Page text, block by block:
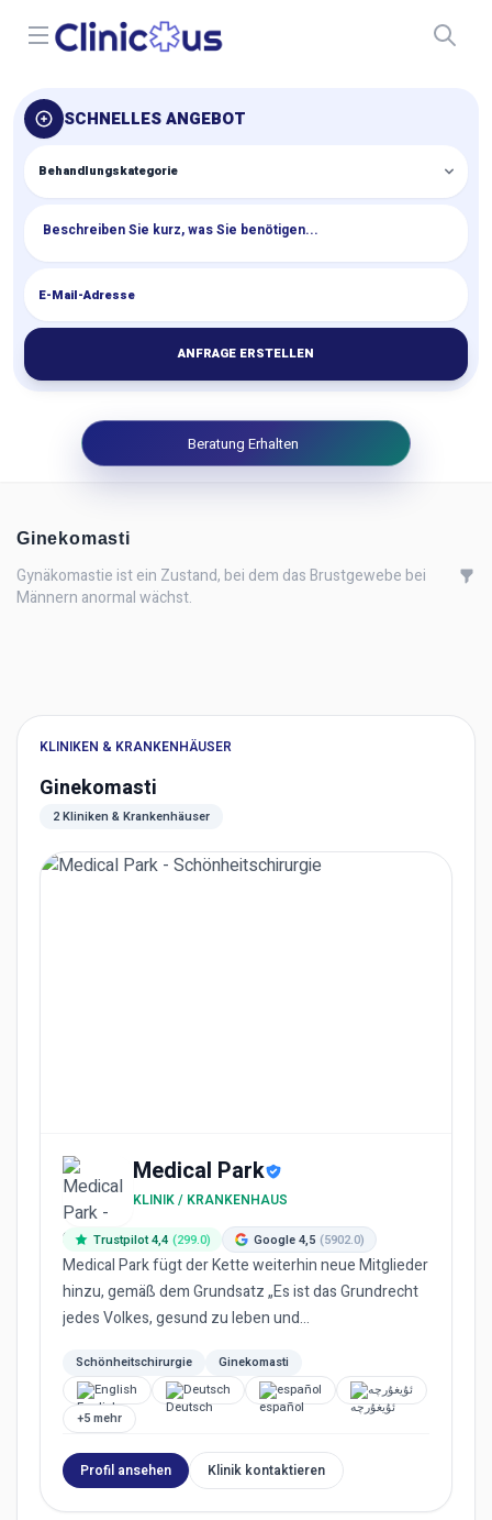
Open menu
SCHNELLES ANGEBOT
ANFRAGE ERSTELLEN
Beratung Erhalten
Ginekomasti
Gynäkomastie ist ein Zustand, bei dem das Brustgewebe bei
Männern anormal wächst.
KLINIKEN & KRANKENHÄUSER
Ginekomasti
2 Kliniken & Krankenhäuser
Medical Park
KLINIK / KRANKENHAUS
Trustpilot 4,4 (299.0) Google 4,5 (5902.0)
Medical Park fügt der Kette weiterhin neue Mitglieder
hinzu, gemäß dem Grundsatz „Es ist das Grundrecht
jedes Volkes, gesund zu leben und
Schönheitschirurgie
Ginekomasti
English
Deutsch español
ئۇيغۇرچە
+5 mehr
Profil ansehen Klinik kontaktieren